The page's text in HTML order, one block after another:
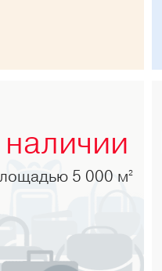
5 000 м2